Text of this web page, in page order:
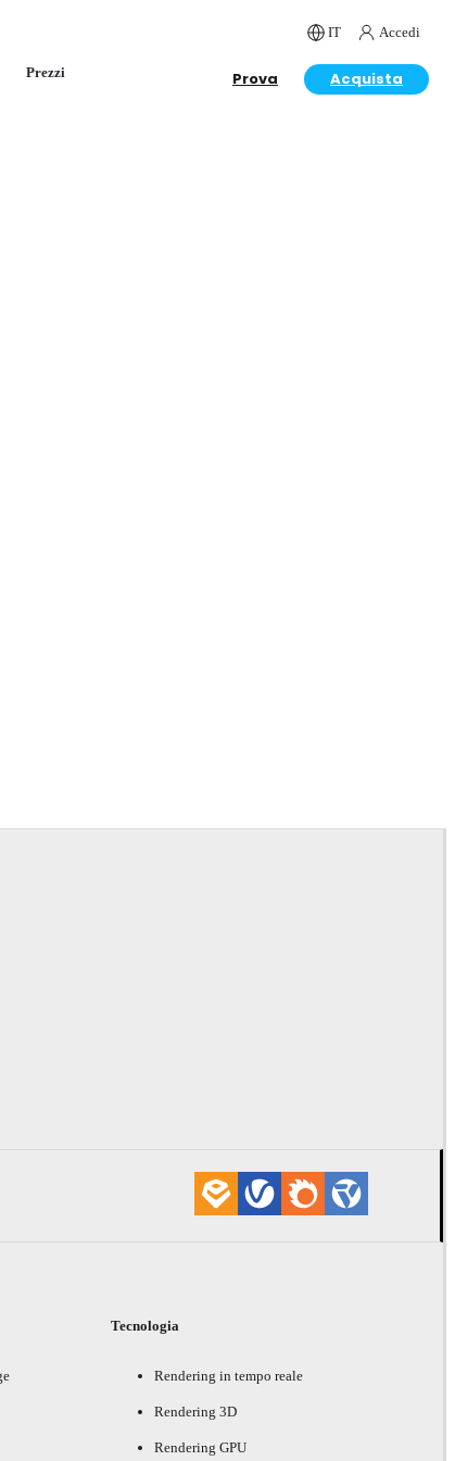
IT Accedi
Prezzi Prova Acquista
Tecnologia
Rendering in tempo reale
Rendering 3D
Rendering GPU